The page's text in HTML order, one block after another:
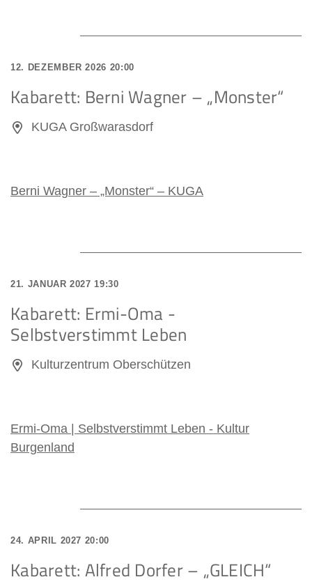
12. DEZEMBER 2026 20:00
Kabarett: Berni Wagner – „Monster“
KUGA Großwarasdorf
Berni Wagner – „Monster“ – KUGA
21. JANUAR 2027 19:30
Kabarett: Ermi-Oma -
Selbstverstimmt Leben
Kulturzentrum Oberschützen
Ermi-Oma | Selbstverstimmt Leben - Kultur
Burgenland
24. APRIL 2027 20:00
Kabarett: Alfred Dorfer – „GLEICH“